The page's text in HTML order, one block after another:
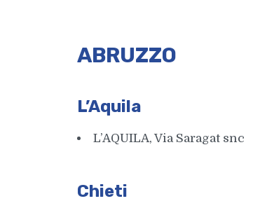
ABRUZZO
L’Aquila
L’AQUILA, Via Saragat snc
Chieti